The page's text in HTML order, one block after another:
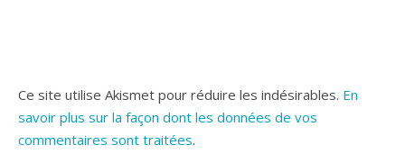
Ce site utilise Akismet pour réduire les indésirables. En
savoir plus sur la façon dont les données de vos
commentaires sont traitées.